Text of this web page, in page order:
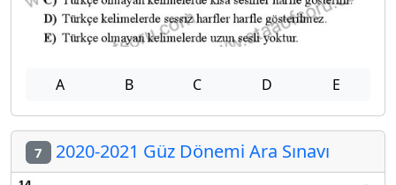
A B C D E
7 2020-2021 Güz Dönemi Ara Sınavı